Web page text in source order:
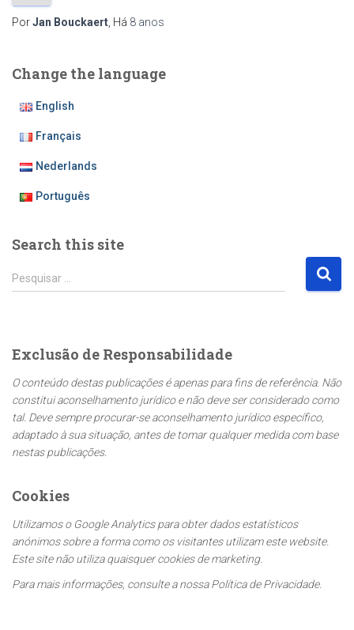
PorJan Bouckaert , Há 8 anos
Change the language
English
Français
Nederlands
Português
Search this site
P
e
i
s
r
Pesquisar …
Exclusão de Responsabilidade
O conteúdo destas publicações é apenas para fins de referência. Não
constitui aconselhamento jurídico e não deve ser considerado como
tal. Deve sempre procurar-se aconselhamento jurídico específico,
adaptado à sua situação, antes de tomar qualquer medida com base
nestas publicações.
Cookies
Utilizamos o Google Analytics para obter dados estatísticos
anónimos sobre a forma como os visitantes utilizam este website.
Este site não utiliza quaisquer cookies de marketing.
Para mais informações, consulte a nossa Política de Privacidade.